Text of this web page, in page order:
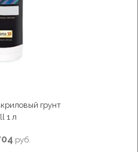
грунт
1 л
руб.